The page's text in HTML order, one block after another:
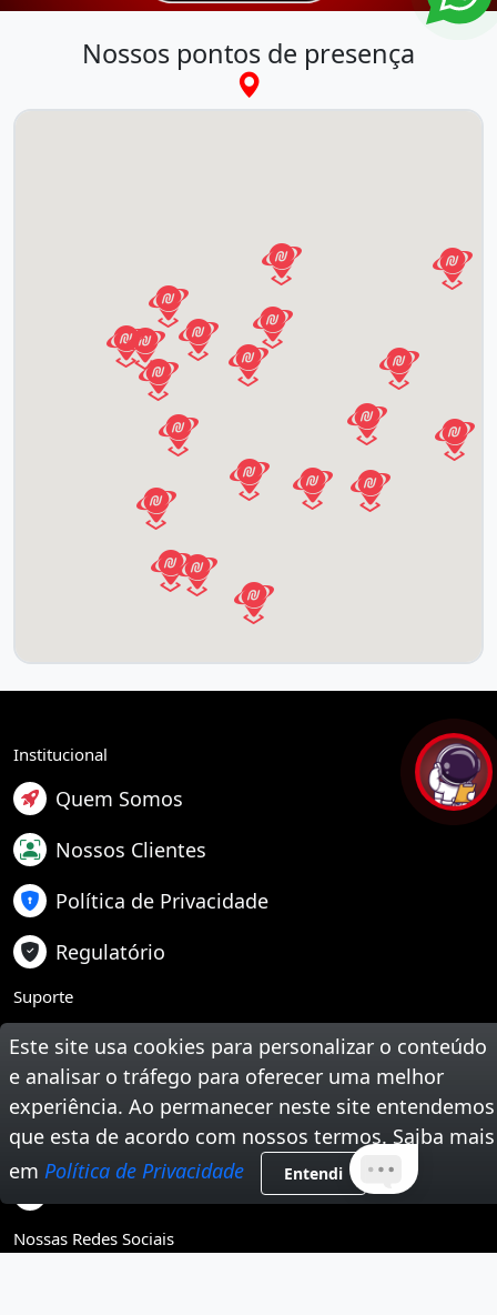
Este site usa cookies para personalizar o conteúdo
e analisar o tráfego para oferecer uma melhor
experiência. Ao permanecer neste site entendemos
que esta de acordo com nossos termos. Saiba mais
em Política de Privacidade Entendi
Nossos pontos de presença
Institucional
Quem Somos
Nossos Clientes
Política de Privacidade
Regulatório
Suporte
Teste Sua Velocidade
Segunda Via de Boleto
Trabalhe Conosco
Nossas Redes Sociais